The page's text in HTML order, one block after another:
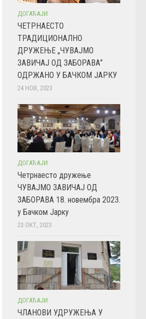
ДОГАЂАЈИ
ЧЕТРНАЕСТО
ТРАДИЦИОНАЛНО
ДРУЖЕЊЕ „ЧУВАЈМО
ЗАВИЧАЈ ОД ЗАБОРАВА”
ОДРЖАНО У БАЧКОМ ЈАРКУ
24 НОВ, 2023
ДОГАЂАЈИ
Четрнаесто дружење
ЧУВАЈМО ЗАВИЧАЈ ОД
ЗАБОРАВА 18. новембра 2023.
у Бачком Јарку
23 ОКТ, 2023
ДОГАЂАЈИ
ЧЛАНОВИ УДРУЖЕЊА У